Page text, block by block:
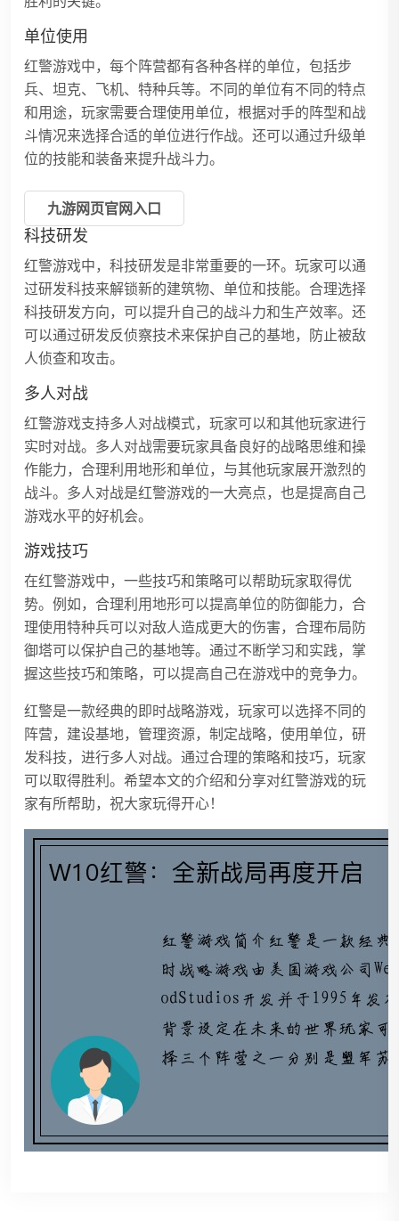
单位使用
红警游戏中，每个阵营都有各种各样的单位，包括步
兵、坦克、飞机、特种兵等。不同的单位有不同的特点
和用途，玩家需要合理使用单位，根据对手的阵型和战
斗情况来选择合适的单位进行作战。还可以通过升级单
位的技能和装备来提升战斗力。
九游网页官网入口
科技研发
红警游戏中，科技研发是非常重要的一环。玩家可以通
过研发科技来解锁新的建筑物、单位和技能。合理选择
科技研发方向，可以提升自己的战斗力和生产效率。还
可以通过研发反侦察技术来保护自己的基地，防止被敌
人侦查和攻击。
多人对战
红警游戏支持多人对战模式，玩家可以和其他玩家进行
实时对战。多人对战需要玩家具备良好的战略思维和操
作能力，合理利用地形和单位，与其他玩家展开激烈的
战斗。多人对战是红警游戏的一大亮点，也是提高自己
游戏水平的好机会。
游戏技巧
在红警游戏中，一些技巧和策略可以帮助玩家取得优
势。例如，合理利用地形可以提高单位的防御能力，合
理使用特种兵可以对敌人造成更大的伤害，合理布局防
御塔可以保护自己的基地等。通过不断学习和实践，掌
握这些技巧和策略，可以提高自己在游戏中的竞争力。
红警是一款经典的即时战略游戏，玩家可以选择不同的
阵营，建设基地，管理资源，制定战略，使用单位，研
发科技，进行多人对战。通过合理的策略和技巧，玩家
可以取得胜利。希望本文的介绍和分享对红警游戏的玩
家有所帮助，祝大家玩得开心！